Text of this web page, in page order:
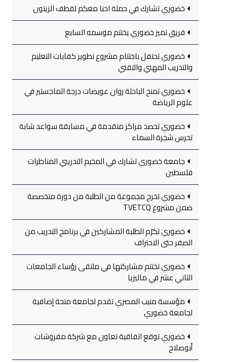
خضوري تشارك في حملة احنا معكم لقطف الزيتون
فريق تميز خضوري يختتم موسمه السابع
خضوري تحتفل باختتام مشروع تطوير كفايات التعليم
والتدريب المهني والتقني
خضوري تمنح الباحثة روان عويضات درجة الماجستير في
علوم الرياضة
خضوري تحصد مراكز متقدمة في مسابقة سواعد شابة
تحرس شجرة السماء
جامعة خضوري تشارك في المخيم التدريبي المناظرات
فلسطين
خضوري تخرج مجموعة من الطلبة من دورة متخصصة
ضمن مشروع TVETCQ
خضوري تكرّم الطلبة المشاركين في برنامج التدريب من
الصفر حتى الاحتراف
خضوري تختتم مشاركتها في ملتقى رؤساء الجامعات
الثاني عشر في ماليزيا
مؤسسة منيب المصري تقدم لجامعة منحة إضافية
لجامعة خضوري
خضوري توقع اتفاقية تعاون مع شركة مفروشات
أبوصلاح